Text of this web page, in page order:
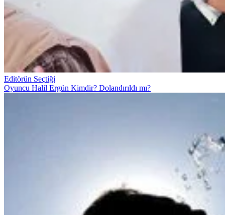
Editörün Seçtiği
Oyuncu Halil Ergün Kimdir? Dolandırıldı mı?